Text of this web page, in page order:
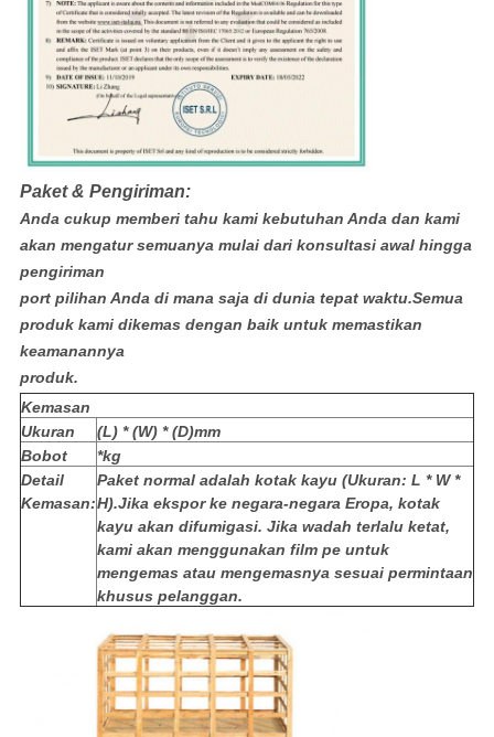
Paket & Pengiriman:
Anda cukup memberi tahu kami kebutuhan Anda dan kami
akan mengatur semuanya mulai dari konsultasi awal hingga
pengiriman
port pilihan Anda di mana saja di dunia tepat waktu.Semua
produk kami dikemas dengan baik untuk memastikan
keamanannya
produk.
Kemasan
Ukuran
(L) * (W) * (D)mm
Bobot
*kg
Detail
Kemasan:
Paket normal adalah kotak kayu (Ukuran: L * W *
H).Jika ekspor ke negara-negara Eropa, kotak
kayu akan difumigasi. Jika wadah terlalu ketat,
kami akan menggunakan film pe untuk
mengemas atau mengemasnya sesuai permintaan
khusus pelanggan.